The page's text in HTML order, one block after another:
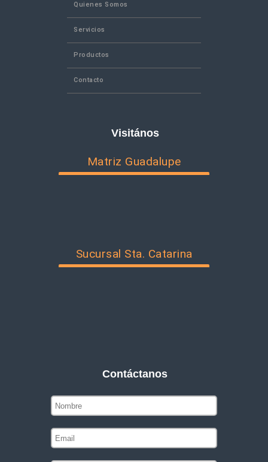
Quienes Somos
Servicios
Productos
Contacto
Visitános
Matriz Guadalupe
Sucursal Sta. Catarina
Contáctanos